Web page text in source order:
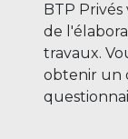
BTP
de
travaux.
obtenir un